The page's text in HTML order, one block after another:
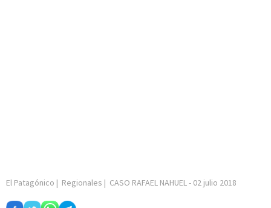
El Patagónico | Regionales | CASO RAFAEL NAHUEL- 02 julio 2018